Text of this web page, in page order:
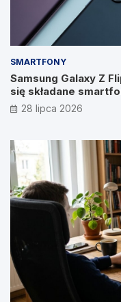
SMARTFONY
Samsung Galaxy Z
się składane
28 lipca 2026